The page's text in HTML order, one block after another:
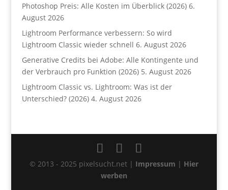
Photoshop Preis: Alle Kosten im Überblick (2026) 6.
August 2026
Lightroom Performance verbessern: So wird
Lightroom Classic wieder schnell 6. August 2026
Generative Credits bei Adobe: Alle Kontingente und
der Verbrauch pro Funktion (2026) 5. August 2026
Lightroom Classic vs. Lightroom: Was ist der
Unterschied? (2026) 4. August 2026
© 2013 - 2025 pixelsucht.net | Impressum | Hier
werben